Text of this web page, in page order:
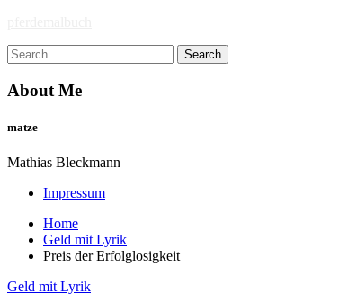
content
Search
for:
About Me
matze
Mathias Bleckmann
Impressum
Home
Geld mit Lyrik
Preis der Erfolglosigkeit
Geld mit Lyrik